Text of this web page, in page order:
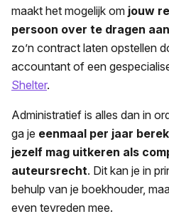
maakt het mogelijk om jouw
persoon over te dragen
zo’n contract laten opstellen
accountant of een
Shelter.
Administratief is alles dan in
ga je eenmaal per jaar
jezelf mag uitkeren als
auteursrecht. Dit kan je in
behulp van je boekhouder,
even tevreden mee.